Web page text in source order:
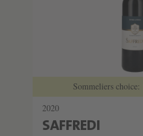
Sommeliers choice:
2020
SAFFREDI